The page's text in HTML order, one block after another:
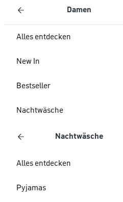
Damen
Alles entdecken
New In
Bestseller
Nachtwäsche
Nachtwäsche
Alles entdecken
Pyjamas